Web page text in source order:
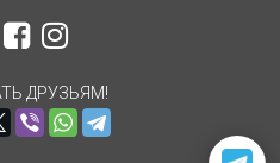
ДРУЗЬЯМ!